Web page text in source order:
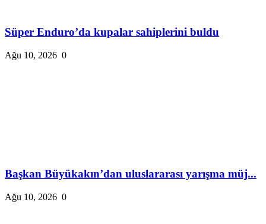
Süper Enduro’da kupalar sahiplerini buldu
Ağu 10, 2026 0
Başkan Büyükakın’dan uluslararası yarışma müj...
Ağu 10, 2026 0